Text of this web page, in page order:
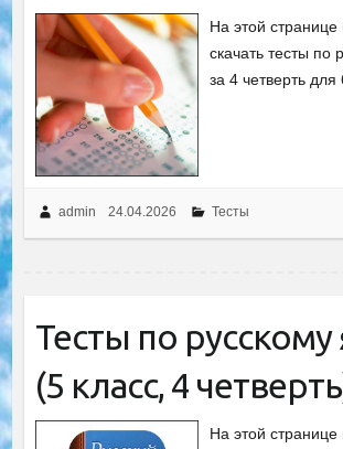
На этой
скачать тесты по
за 4 четверть для
admin 24.04.2026 Тесты
Тесты по
(5 класс, 4
На этой